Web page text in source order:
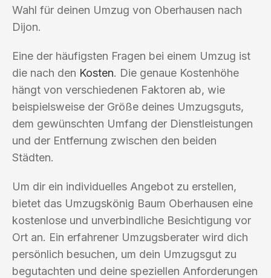
Wahl für deinen Umzug von Oberhausen nach
Dijon.
Eine der häufigsten Fragen bei einem Umzug ist
die nach den Kosten. Die genaue Kostenhöhe
hängt von verschiedenen Faktoren ab, wie
beispielsweise der Größe deines Umzugsguts,
dem gewünschten Umfang der Dienstleistungen
und der Entfernung zwischen den beiden
Städten.
Um dir ein individuelles Angebot zu erstellen,
bietet das Umzugskönig Baum Oberhausen eine
kostenlose und unverbindliche Besichtigung vor
Ort an. Ein erfahrener Umzugsberater wird dich
persönlich besuchen, um dein Umzugsgut zu
begutachten und deine speziellen Anforderungen